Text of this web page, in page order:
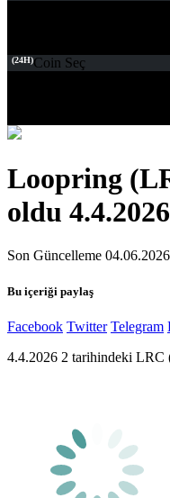
(24H)Coin Seç
Loopring
oldu
Son Güncelleme
Bu içeriği paylaş
Facebook Twitter Telegram
4.4.2026 2 tarihindeki